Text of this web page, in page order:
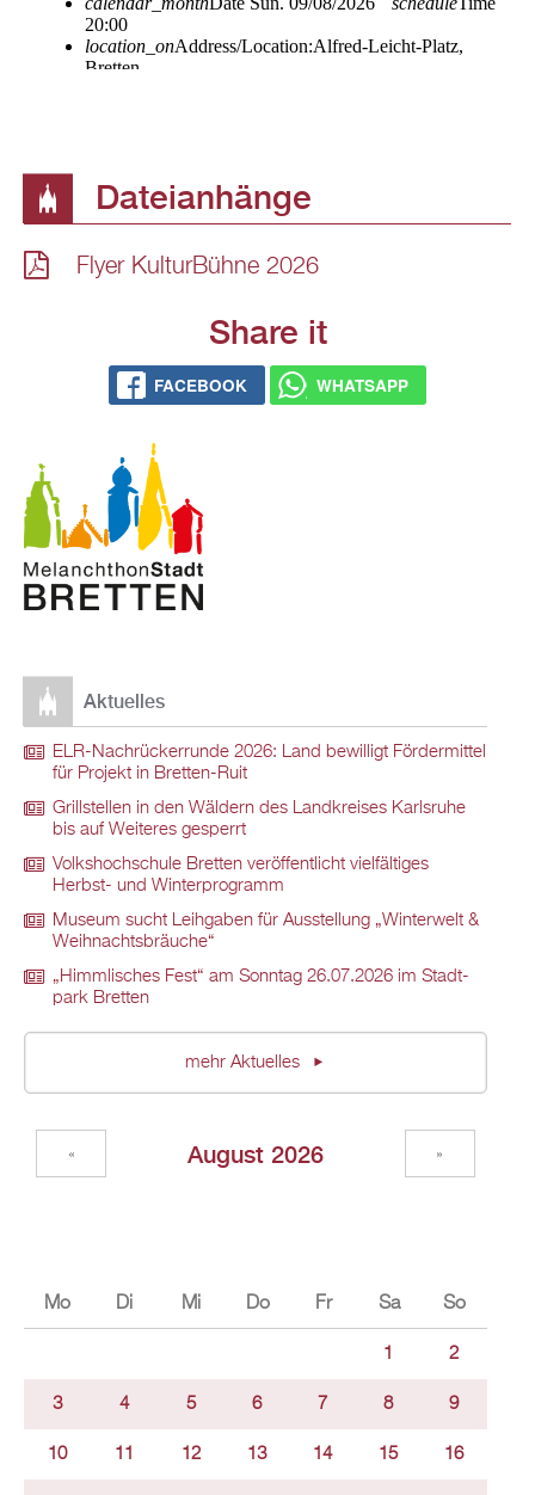
Da­tei­an­hän­ge
Flyer Kul­tur­Büh­ne 2026
Share it
FACE­BOOK WHATS­APP
Ak­tu­el­les
ELR-Nach­rü­ck­er­run­de 2026: Land be­wil­ligt För­der­mit­tel
für Pro­jekt in Brett­en-Ruit
Grill­stel­len in den Wäl­dern des Land­krei­ses Karls­ru­he
bis auf Wei­te­res ge­sperrt
Volks­hoch­schu­le Brett­en ver­öf­fent­licht viel­fäl­ti­ges
Herbst- und Win­ter­pro­gramm
Mu­se­um sucht Leih­ga­ben für Aus­stel­lung „Win­ter­welt &
Weih­nachts­bräu­che“
„Himm­li­sches Fest“ am Sonn­tag 26.07.2026 im Stadt­
park Brett­en
mehr Ak­tu­el­les
Au­gust 2026
« »
Mo Di Mi Do Fr Sa So
1 2
3 4 5 6 7 8 9
10 11 12 13 14 15 16